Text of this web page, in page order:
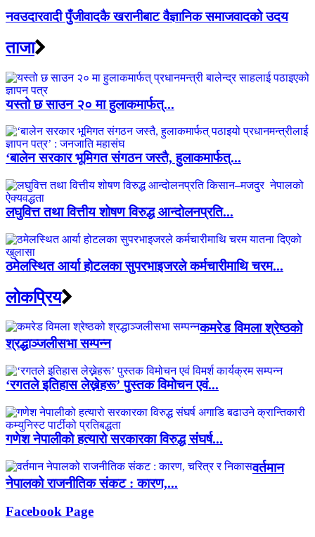
नवउदारवादी पुँजीवादकै खरानीबाट वैज्ञानिक समाजवादको उदय
ताजा
यस्तो छ साउन २० मा हुलाकमार्फत्...
‘बालेन सरकार भूमिगत संगठन जस्तै, हुलाकमार्फत्...
लघुवित्त तथा वित्तीय शोषण विरुद्ध आन्दोलनप्रति...
ठमेलस्थित आर्या होटलका सुपरभाइजरले कर्मचारीमाथि चरम...
लाेकप्रिय
कमरेड विमला श्रेष्ठको
श्रद्धाञ्जलीसभा सम्पन्न
‘रगतले इतिहास लेख्नेहरू’ पुस्तक विमोचन एवं...
गणेश नेपालीको हत्यारो सरकारका विरुद्ध संघर्ष...
वर्तमान
नेपालको राजनीतिक संकट : कारण,...
Facebook Page